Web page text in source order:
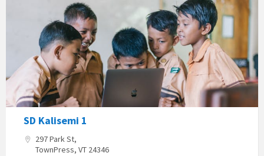
SD Kalisemi 1
297 Park St,
TownPress, VT 24346